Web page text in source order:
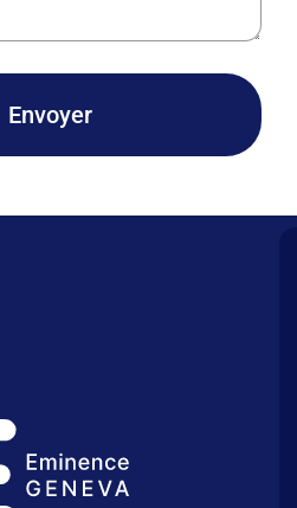
Envoyer